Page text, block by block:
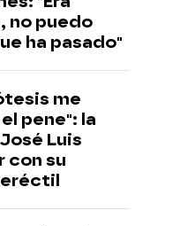
no puedo
ha pasado"
me
pene": la
Luis
con su